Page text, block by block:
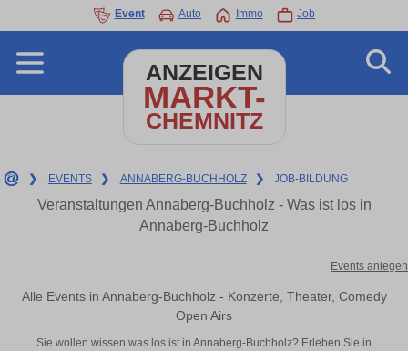
Event Auto Immo Job
ANZEIGEN
MARKT-
CHEMNITZ
❯ EVENTS ❯ ANNABERG-BUCHHOLZ ❯ JOB-BILDUNG
Veranstaltungen Annaberg-Buchholz - Was ist los in
Annaberg-Buchholz
Events anlegen
Alle Events in Annaberg-Buchholz - Konzerte, Theater, Comedy
Open Airs
Sie wollen wissen was los ist in Annaberg-Buchholz? Erleben Sie in